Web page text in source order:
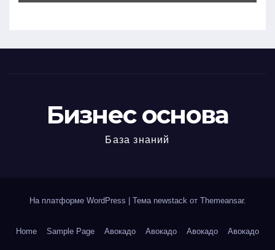
Бизнес основа
База знаний
На платформе WordPress Тема newstack от Themeansar.
Home Sample Page Авокадо Авокадо Авокадо Авокадо